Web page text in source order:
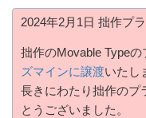
2024年2月1日 拙作プ
拙作のMovable Typeの
ズマインに譲渡いたし
長きにわたり拙作のプ
とうございました。